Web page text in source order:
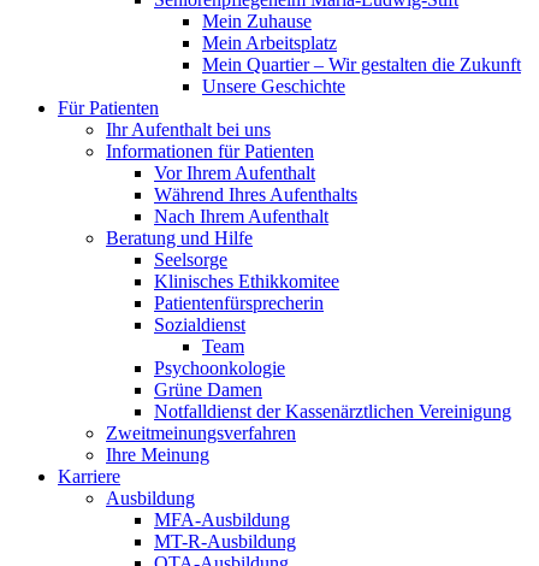
Mein Zuhause
Mein Arbeitsplatz
Mein Quartier – Wir gestalten die Zukunft
Unsere Geschichte
Für Patienten
Ihr Aufenthalt bei uns
Informationen für Patienten
Vor Ihrem Aufenthalt
Während Ihres Aufenthalts
Nach Ihrem Aufenthalt
Beratung und Hilfe
Seelsorge
Klinisches Ethikkomitee
Patientenfürsprecherin
Sozialdienst
Team
Psychoonkologie
Grüne Damen
Notfalldienst der Kassenärztlichen Vereinigung
Zweitmeinungsverfahren
Ihre Meinung
Karriere
Ausbildung
MFA-Ausbildung
MT-R-Ausbildung